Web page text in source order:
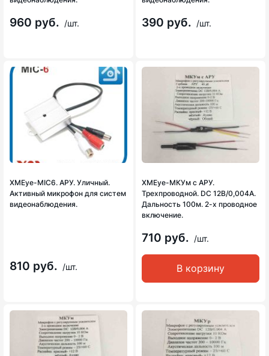
960 руб. /шт. 390 руб. /шт.
XMEye-MIC6. АРУ. Уличный.
Активный микрофон для систем
видеонаблюдения.
810 руб. /шт.
XMEye-МКУм с АРУ.
Трехпроводной. DC 12В/0,004А.
Дальность 100м. 2-х проводное
включение.
710 руб. /шт.
В корзину